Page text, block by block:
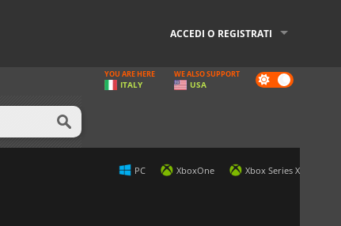
ACCEDI O REGISTRATI
Dark
mode
YOU ARE HERE
ITALY
WE ALSO SUPPORT
USA
PC XboxOne Xbox Series X